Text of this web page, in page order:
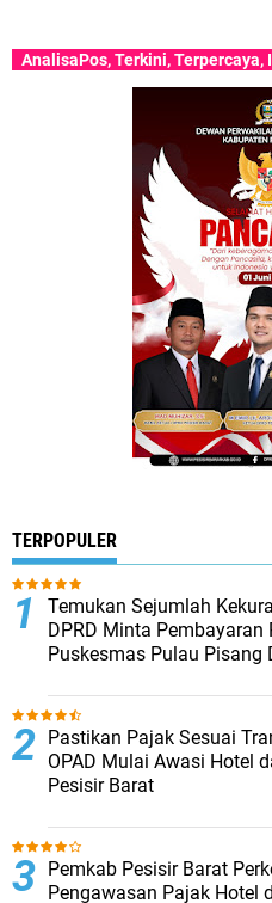
Terkini, Terpercaya,
TERPOPULER
Temukan Sejumlah
DPRD Minta Pembayaran
Puskesmas Pulau Pisang
Pastikan Pajak Sesuai
OPAD Mulai Awasi Hotel
Pesisir Barat
Pemkab Pesisir Barat
Pengawasan Pajak Hotel